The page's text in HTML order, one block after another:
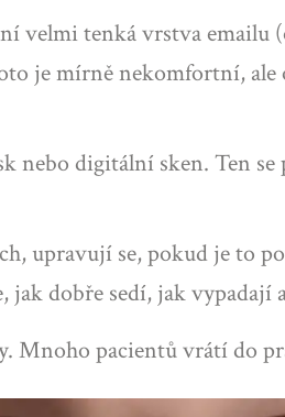
velmi tenká vrstva emailu
je mírně nekomfortní,
nebo digitální sken. Ten
upravují se, pokud je to
dobře sedí, jak vypadají
Mnoho pacientů vrátí do